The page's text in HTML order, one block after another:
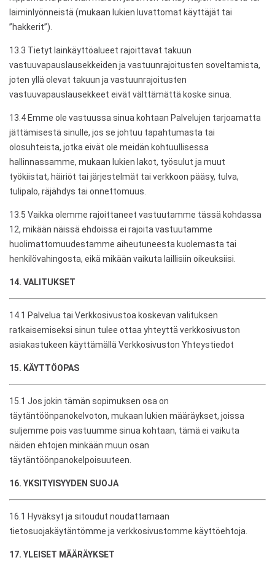
laiminlyönneistä (mukaan lukien luvattomat käyttäjät tai
”hakkerit”).
13.3 Tietyt lainkäyttöalueet rajoittavat takuun
vastuuvapauslausekkeiden ja vastuunrajoitusten soveltamista,
joten yllä olevat takuun ja vastuunrajoitusten
vastuuvapauslausekkeet eivät välttämättä koske sinua.
13.4 Emme ole vastuussa sinua kohtaan Palvelujen tarjoamatta
jättämisestä sinulle, jos se johtuu tapahtumasta tai
olosuhteista, jotka eivät ole meidän kohtuullisessa
hallinnassamme, mukaan lukien lakot, työsulut ja muut
työkiistat, häiriöt tai järjestelmät tai verkkoon pääsy, tulva,
tulipalo, räjähdys tai onnettomuus.
13.5 Vaikka olemme rajoittaneet vastuutamme tässä kohdassa
12, mikään näissä ehdoissa ei rajoita vastuutamme
huolimattomuudestamme aiheutuneesta kuolemasta tai
henkilövahingosta, eikä mikään vaikuta laillisiin oikeuksiisi.
14. VALITUKSET
14.1 Palvelua tai Verkkosivustoa koskevan valituksen
ratkaisemiseksi sinun tulee ottaa yhteyttä verkkosivuston
asiakastukeen käyttämällä Verkkosivuston Yhteystiedot
15. KÄYTTÖOPAS
15.1 Jos jokin tämän sopimuksen osa on
täytäntöönpanokelvoton, mukaan lukien määräykset, joissa
suljemme pois vastuumme sinua kohtaan, tämä ei vaikuta
näiden ehtojen minkään muun osan
täytäntöönpanokelpoisuuteen.
16. YKSITYISYYDEN SUOJA
16.1 Hyväksyt ja sitoudut noudattamaan
tietosuojakäytäntömme ja verkkosivustomme käyttöehtoja.
17. YLEISET MÄÄRÄYKSET